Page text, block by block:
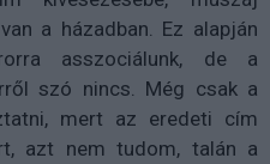
a házadban. Ez alapján
asszociálunk, de a
szó nincs. Még csak a
mert az eredeti cím
azt nem tudom, talán a